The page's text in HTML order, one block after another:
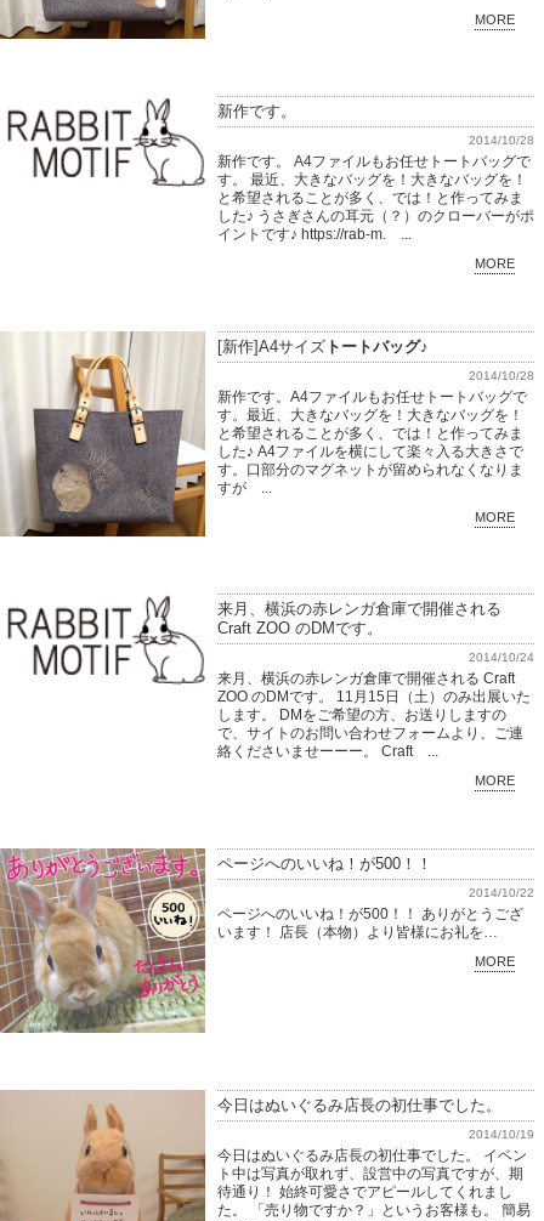
MORE
新作です。
2014/10/28
新作です。 A4ファイルもお任せトートバッグで
す。 最近、大きなバッグを！大きなバッグを！
と希望されることが多く、では！と作ってみま
した♪ うさぎさんの耳元（？）のクローバーがポ
イントです♪ https://rab-m. ...
MORE
[新作]A4サイズ トートバッグ♪
2014/10/28
新作です。A4ファイルもお任せトートバッグで
す。最近、大きなバッグを！大きなバッグを！
と希望されることが多く、では！と作ってみま
した♪ A4ファイルを横にして楽々入る大きさで
す。口部分のマグネットが留められなくなりま
すが ...
MORE
来月、横浜の赤レンガ倉庫で開催される
Craft ZOO のDMです。
2014/10/24
来月、横浜の赤レンガ倉庫で開催される Craft
ZOO のDMです。 11月15日（土）のみ出展いた
します。 DMをご希望の方、お送りしますの
で、サイトのお問い合わせフォームより、ご連
絡くださいませーーー。 Craft ...
MORE
ページへのいいね！が500！！
2014/10/22
ページへのいいね！が500！！ ありがとうござ
います！ 店長（本物）より皆様にお礼を…
MORE
今日はぬいぐるみ店長の初仕事でした。
2014/10/19
今日はぬいぐるみ店長の初仕事でした。 イベン
ト中は写真が取れず、設営中の写真ですが、期
待通り！ 始終可愛さでアピールしてくれまし
た。 「売り物ですか？」というお客様も。 簡易